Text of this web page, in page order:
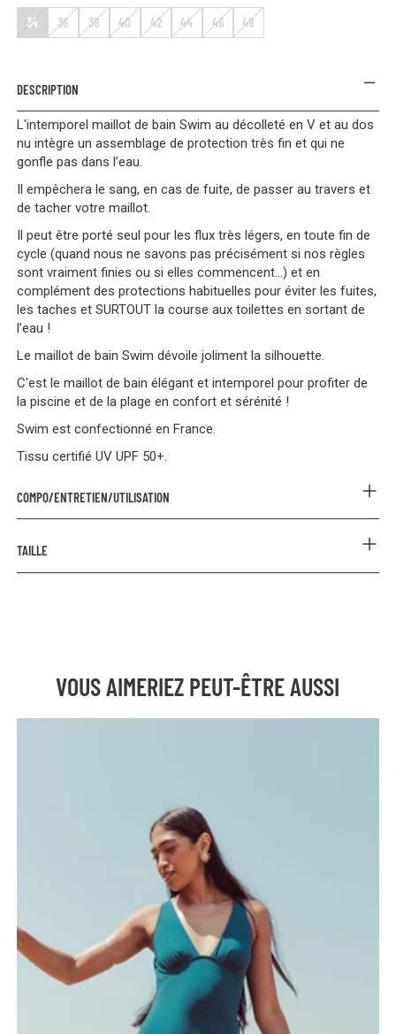
34
36 38 40 42 44 46 48
DESCRIPTION
L'intemporel maillot de bain Swim au décolleté en V et au dos
nu intègre un assemblage de protection très fin et qui ne
gonfle pas dans l’eau.
Il empêchera le sang, en cas de fuite, de passer au travers et
de tacher votre maillot.
Il peut être porté seul pour les flux très légers, en toute fin de
cycle (quand nous ne savons pas précisément si nos règles
sont vraiment finies ou si elles commencent…) et en
complément des protections habituelles pour éviter les fuites,
les taches et SURTOUT la course aux toilettes en sortant de
l’eau !
Le maillot de bain Swim dévoile joliment la silhouette.
C'est le maillot de bain élégant et intemporel pour profiter de
la piscine et de la plage en confort et sérénité !
Swim est confectionné en France.
Tissu certifié UV UPF 50+.
COMPO/ENTRETIEN/UTILISATION
Extérieur et doublure : 80% Polyamide 20% Élasthanne
30° maximum. Le filet à linge est recommandé.
Ne pas utiliser de javel, d'assouplissant ou de savon de
Enfilez votre maillot menstruel comme un maillot classique en
vous assurant qu'il est confortable et bien ajusté.
Retirez-le une fois que vous avez terminé de l’utiliser en
évitant de tirer sur la partie absorbante.
Votre maillot menstruel est une protection périodique. Il est
recommandé de se laver les mains avant son utilisation/son
retrait.
Utilisez des protections périodiques adaptées à votre flux et
changez-les régulièrement.
TAILLE
VOUS AIMERIEZ PEUT-ÊTRE AUSSI